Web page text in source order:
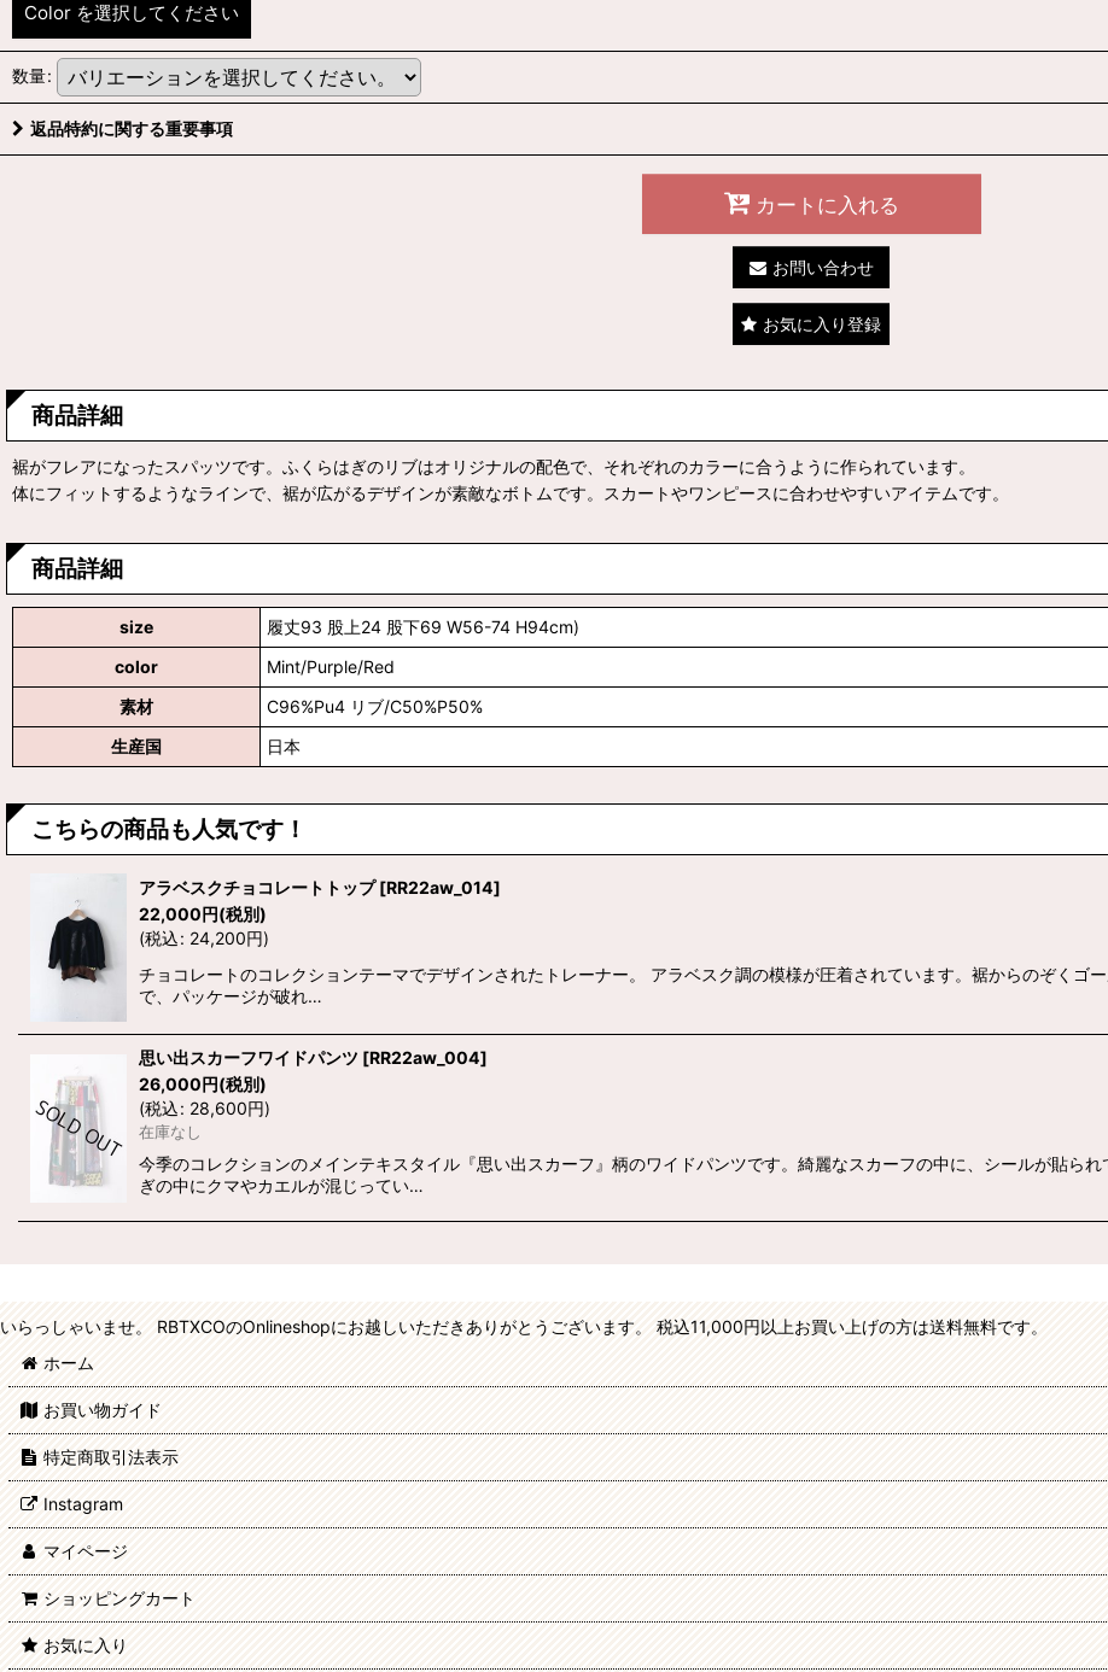
Color を選択してください
数量:
返品特約に関する重要事項
カートに入れる
お問い合わせ
お気に入り登録
商品詳細
裾がフレアになったスパッツです。ふくらはぎのリブはオリジナルの配色で、それぞれのカラーに合うように作られています。
体にフィットするようなラインで、裾が広がるデザインが素敵なボトムです。スカートやワンピースに合わせやすいアイテムです。
商品詳細
size
履丈93 股上24 股下69 W56-74 H94cm)
color
Mint/Purple/Red
素材
C96%Pu4 リブ/C50%P50%
生産国
日本
こちらの商品も人気です！
アラベスクチョコレートトップ [RR22aw_014]
22,000円(税別)
(税込: 24,200円)
チョコレートのコレクションテーマでデザインされたトレーナー。 アラベスク調の模様が圧着されています。裾からのぞくゴ
で、パッケージが破れ…
思い出スカーフワイドパンツ [RR22aw_004]
26,000円(税別)
(税込: 28,600円)
在庫なし
今季のコレクションのメインテキスタイル『思い出スカーフ』柄のワイドパンツです。綺麗なスカーフの中に、シールが貼ら
ぎの中にクマやカエルが混じってい…
いらっしゃいませ。 RBTXCOのOnlineshopにお越しいただきありがとうございます。 税込11,000円以上お買い上げの方は送料無料です。
ホーム
お買い物ガイド
特定商取引法表示
Instagram
マイページ
ショッピングカート
お気に入り